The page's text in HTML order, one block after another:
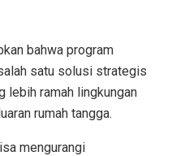
bahwa program
satu solusi strategis
lebih ramah lingkungan
rumah tangga.
mengurangi